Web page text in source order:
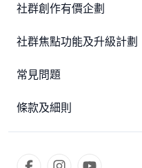
社群創作有價企劃
社群焦點功能及升級計劃
常見問題
條款及細則